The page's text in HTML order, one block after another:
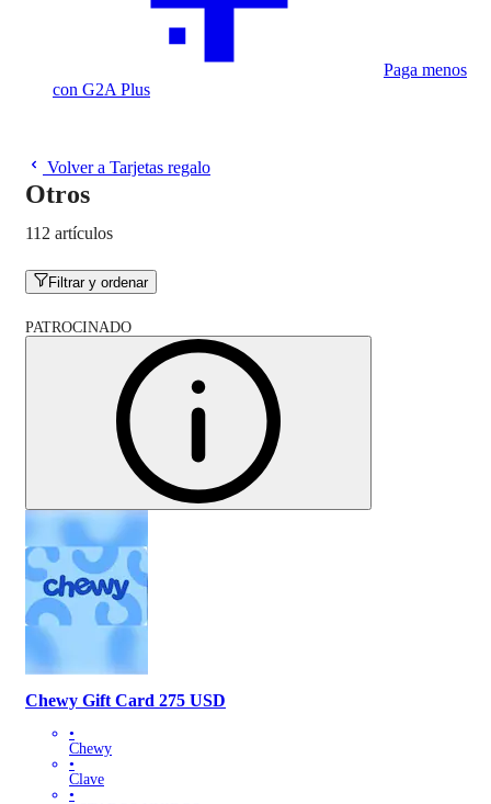
Paga menos
con G2A Plus
Volver a Tarjetas regalo
Otros
112 artículos
Filtrar y ordenar
PATROCINADO
Chewy Gift Card 275 USD
•
Chewy
•
Clave
•